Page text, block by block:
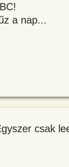
a nap...
csak